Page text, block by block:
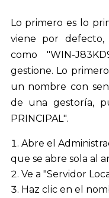
Lo primero es lo
viene por
como "WIN-
gestione. Lo
un nombre con
de una gestoría,
PRINCIPAL".
Abre el
que se abre sola al
Ve a "Servidor
Haz clic en el